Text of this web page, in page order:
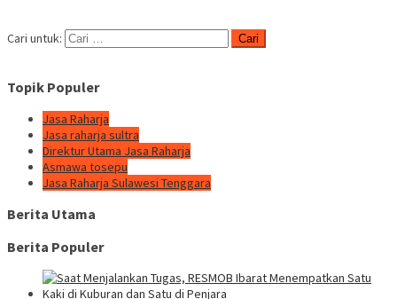
Cari untuk:
Topik Populer
Jasa Raharja
Jasa raharja sultra
Direktur Utama Jasa Raharja
Asmawa tosepu
Jasa Raharja Sulawesi Tenggara
Berita Utama
Berita Populer